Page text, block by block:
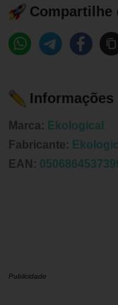
Compartilhe
Marca: Ekological
Fabricante:
EAN:
Publicidade